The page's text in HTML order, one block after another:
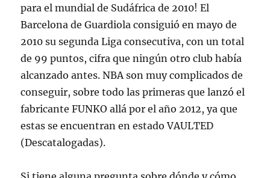
para el mundial de Sudáfrica de 2010! El
Barcelona de Guardiola consiguió en mayo de
2010 su segunda Liga consecutiva, con un total
de 99 puntos, cifra que ningún otro club había
alcanzado antes. NBA son muy complicados de
conseguir, sobre todo las primeras que lanzó el
fabricante FUNKO allá por el año 2012, ya que
estas se encuentran en estado VAULTED
(Descatalogadas).